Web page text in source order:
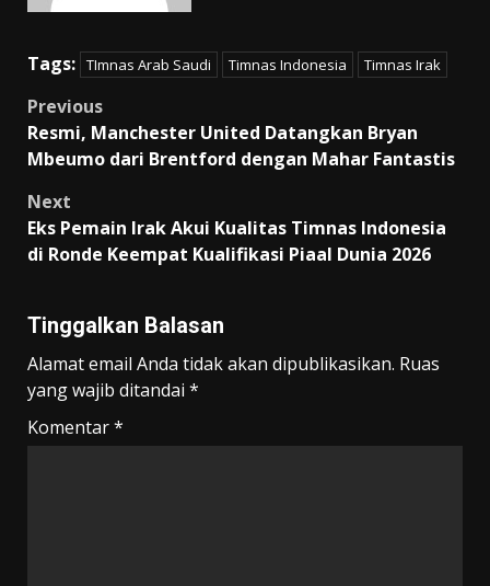
Tags: TImnas Arab Saudi Timnas Indonesia Timnas Irak
Post
navigation
Previous
Resmi, Manchester United Datangkan Bryan
Mbeumo dari Brentford dengan Mahar Fantastis
Next
Eks Pemain Irak Akui Kualitas Timnas Indonesia
di Ronde Keempat Kualifikasi Piaal Dunia 2026
Tinggalkan Balasan
Alamat email Anda tidak akan dipublikasikan. Ruas
yang wajib ditandai *
Komentar*